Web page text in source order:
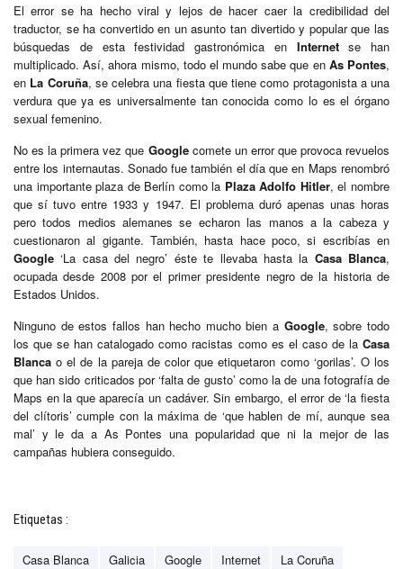
El error se ha hecho viral y lejos de hacer caer la credibilidad del
traductor, se ha convertido en un asunto tan divertido y popular que las
búsquedas de esta festividad gastronómica en Internetse han
multiplicado. Así, ahora mismo, todo el mundo sabe que en As Pontes,
en La Coruña, se celebra una fiesta que tiene como protagonista a una
verdura que ya es universalmente tan conocida como lo es el órgano
sexual femenino.
No es la primera vez que Googlecomete un error que provoca revuelos
entre los internautas. Sonado fue también el día que en Maps renombró
una importante plaza de Berlín como la Plaza Adolfo Hitler, el nombre
que sí tuvo entre 1933 y 1947. El problema duró apenas unas horas
pero todos medios alemanes se echaron las manos a la cabeza y
cuestionaron al gigante. También, hasta hace poco, si escribías en
Google ‘La casa del negro’ éste te llevaba hasta la Casa Blanca,
ocupada desde 2008 por el primer presidente negro de la historia de
Estados Unidos.
Ninguno de estos fallos han hecho mucho bien a Google, sobre todo
los que se han catalogado como racistas como es el caso de la Casa
Blanca o el de la pareja de color que etiquetaron como ‘gorilas’. O los
que han sido criticados por ‘falta de gusto’ como la de una fotografía de
Maps en la que aparecía un cadáver. Sin embargo, el error de ‘la fiesta
del clítoris’ cumple con la máxima de ‘que hablen de mí, aunque sea
mal’ y le da a As Pontes una popularidad que ni la mejor de las
campañas hubiera conseguido.
Etiquetas :
Casa Blanca Galicia Google Internet La Coruña